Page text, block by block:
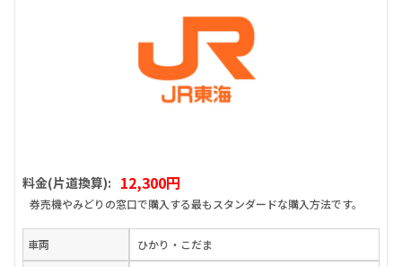
料金(片道換算): 12,300円
券売機やみどりの窓口で購入する最もスタンダードな購入方法です。
車両 ひかり・こだま